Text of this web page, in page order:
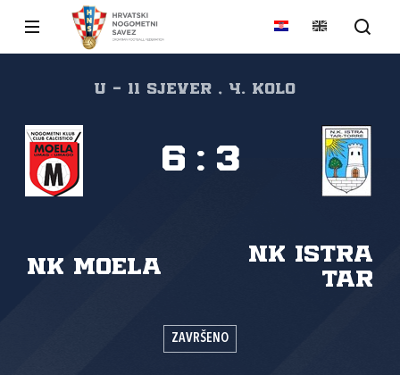
U - 11 SJEVER , 4. kolo
NK Moela
NK Istra
Tar
6 : 3
ZAVRŠENO